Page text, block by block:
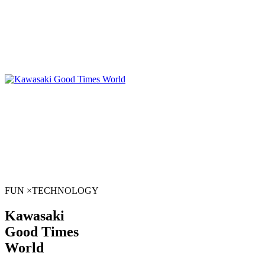
FUN ×TECHNOLOGY
Kawasaki
Good Times
World